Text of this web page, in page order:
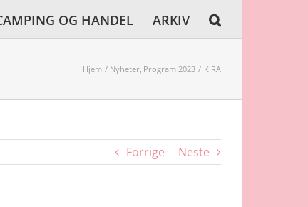
OG HANDEL ARKIV
Hjem Nyheter Program 2023 KIRA
Forrige Neste